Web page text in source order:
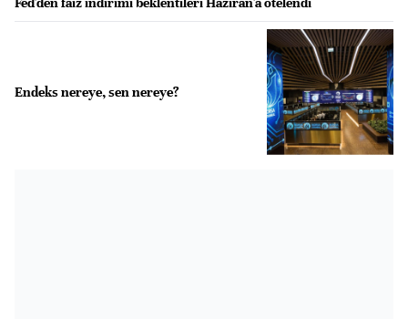
Endeks nereye, sen nereye?